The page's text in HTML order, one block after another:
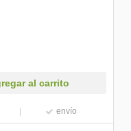
al carrito
envío